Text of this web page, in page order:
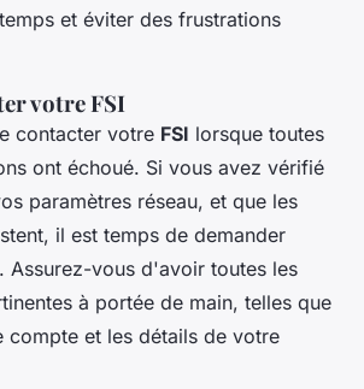
et éviter des frustrations
votre FSI
contacter votre FSI lorsque toutes
ont échoué. Si vous avez vérifié
paramètres réseau, et que les
il est temps de demander
. Assurez-vous d'avoir toutes les
à portée de main, telles que
compte et les détails de votre